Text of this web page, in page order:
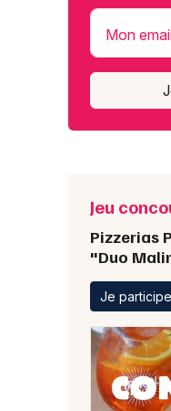
Mon
Jeu
Pizzerias
"Duo
Je participe